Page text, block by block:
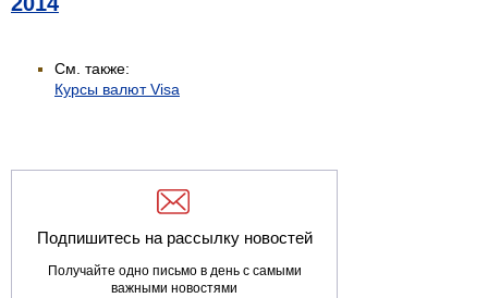
См. также:
Курсы валют Visa
Подпишитесь на рассылку новостей
Получайте одно письмо в день с самыми
важными новостями